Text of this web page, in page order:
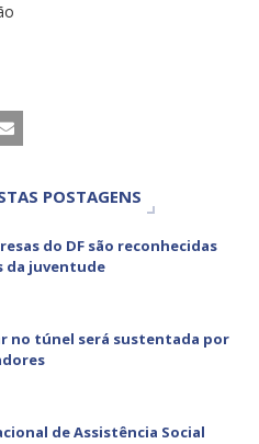
POSTAGENS
do DF são reconhecidas
da juventude
no túnel será sustentada por
de Assistência Social